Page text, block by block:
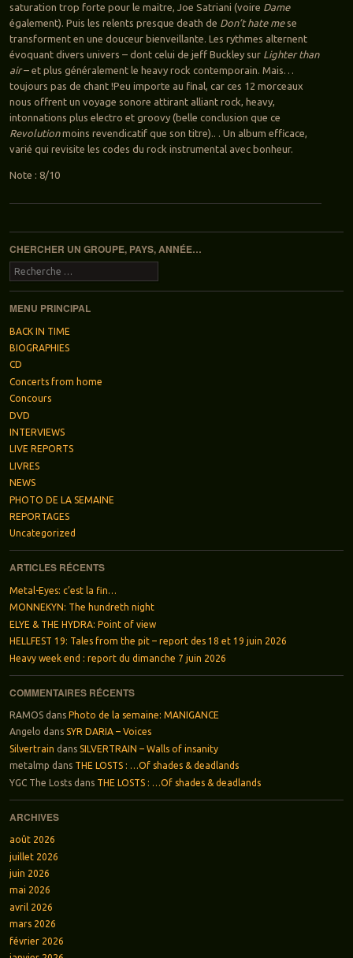
saturation trop forte pour le maitre, Joe Satriani (voire Dame
également). Puis les relents presque death de Don’t hate mese
transforment en une douceur bienveillante. Les rythmes alternent
évoquant divers univers – dont celui de jeff Buckley sur Lighter than
air– et plus généralement le heavy rock contemporain. Mais…
toujours pas de chant !Peu importe au final, car ces 12 morceaux
nous offrent un voyage sonore attirant alliant rock, heavy,
intonnations plus electro et groovy (belle conclusion que ce
Revolutionmoins revendicatif que son titre).. . Un album efficace,
varié qui revisite les codes du rock instrumental avec bonheur.
Note : 8/10
Navigation des articles
CHERCHER UN GROUPE, PAYS, ANNÉE…
Recherche
MENU PRINCIPAL
BACK IN TIME
BIOGRAPHIES
CD
Concerts from home
Concours
DVD
INTERVIEWS
LIVE REPORTS
LIVRES
NEWS
PHOTO DE LA SEMAINE
REPORTAGES
Uncategorized
ARTICLES RÉCENTS
Metal-Eyes: c’est la fin…
MONNEKYN: The hundreth night
ELYE & THE HYDRA: Point of view
HELLFEST 19: Tales from the pit – report des 18 et 19 juin 2026
Heavy week end : report du dimanche 7 juin 2026
COMMENTAIRES RÉCENTS
RAMOSdans Photo de la semaine: MANIGANCE
Angelo dans SYR DARIA – Voices
Silvertrain dans SILVERTRAIN – Walls of insanity
metalmp dans THE LOSTS : …Of shades & deadlands
YGC The Lostsdans THE LOSTS : …Of shades & deadlands
ARCHIVES
août 2026
juillet 2026
juin 2026
mai 2026
avril 2026
mars 2026
février 2026